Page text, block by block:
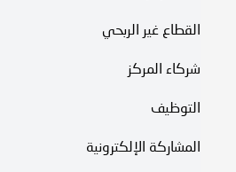
القطاع غير الربحي
شركاء المركز
التوظيف
المشاركة الإلكترونية